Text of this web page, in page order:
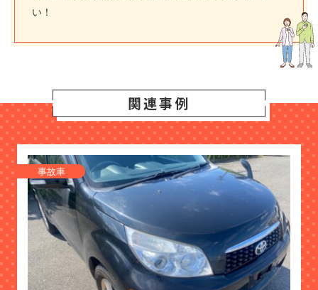
い！
関連事例
事故車